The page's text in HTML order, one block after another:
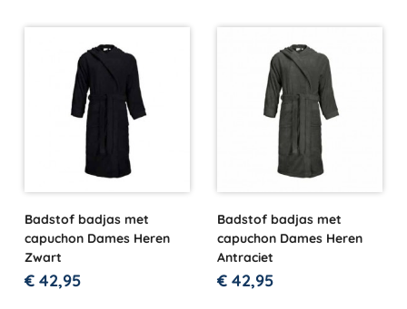
Badstof badjas met
capuchon Dames Heren
Zwart
€ 42,95
Badstof badjas met
capuchon Dames Heren
Antraciet
€ 42,95